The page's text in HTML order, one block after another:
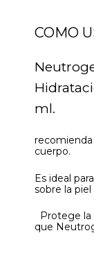
COMO
ml.
cuerpo.
Es ideal
sobre la
Protege la
que